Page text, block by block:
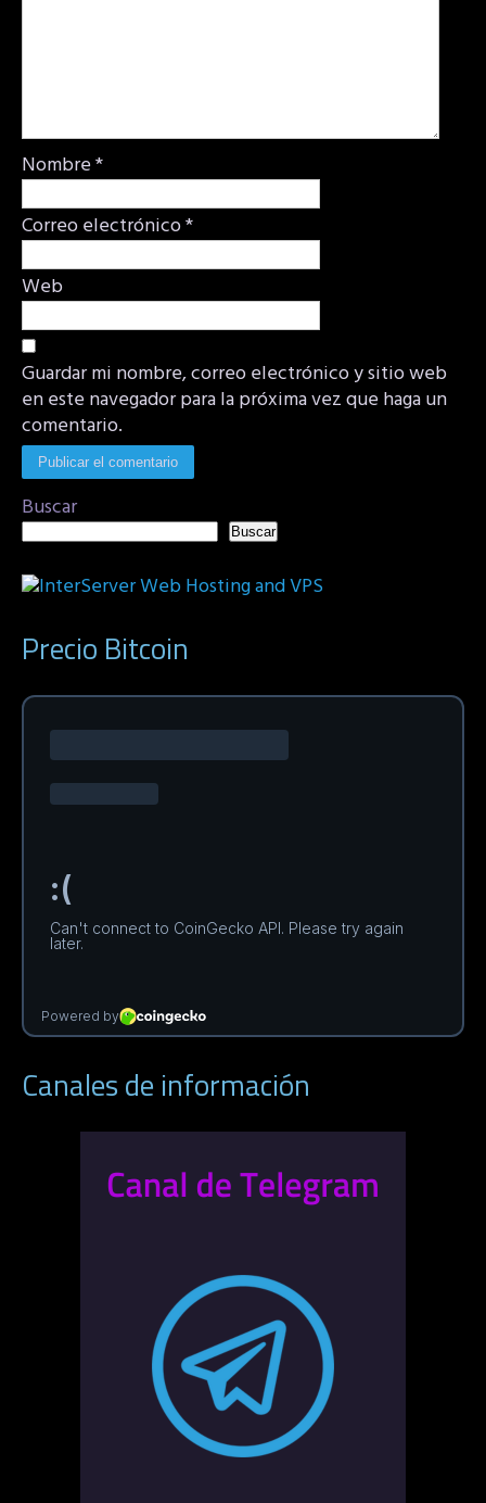
Nombre*
Correo electrónico*
Web
Guardar mi nombre, correo electrónico y sitio web
en este navegador para la próxima vez que haga un
comentario.
Buscar
Buscar
Precio Bitcoin
Canales de información